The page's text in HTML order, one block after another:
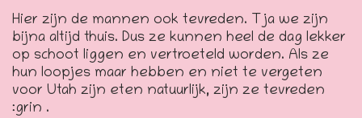
Hier zijn de mannen ook tevreden. Tja we zijn
bijna altijd thuis. Dus ze kunnen heel de dag lekker
op schoot liggen en vertroeteld worden. Als ze
hun loopjes maar hebben en niet te vergeten
voor Utah zijn eten natuurlijk, zijn ze tevreden
:grin .